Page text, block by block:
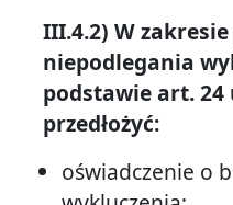
III.4.2) W
niepodlegania
podstawie art. 24
przedłożyć:
oświadczenie o